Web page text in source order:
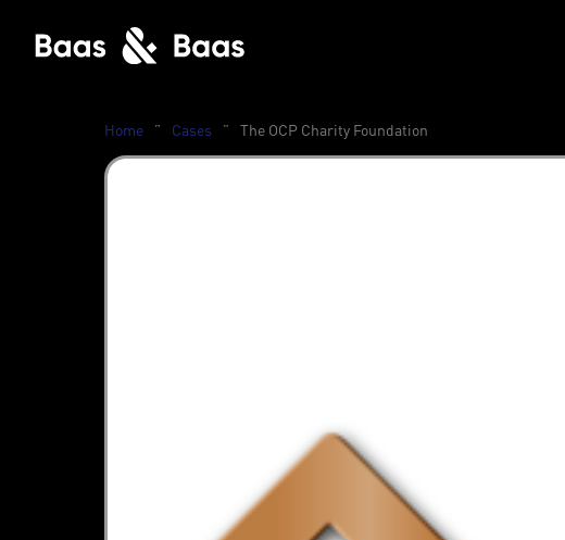
Home ” Cases ” The OCP Charity Foundation